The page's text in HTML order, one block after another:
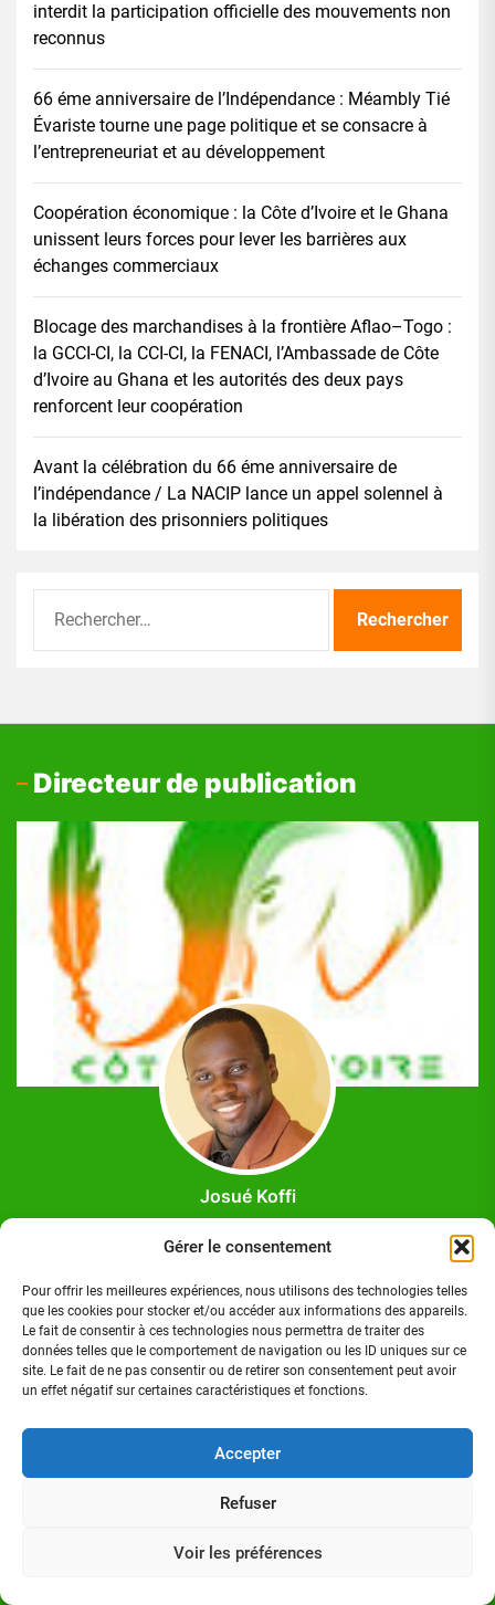
Gérer le consentement
Pour offrir les meilleures expériences, nous utilisons des technologies telles
que les cookies pour stocker et/ou accéder aux informations des appareils.
Le fait de consentir à ces technologies nous permettra de traiter des
données telles que le comportement de navigation ou les ID uniques sur ce
site. Le fait de ne pas consentir ou de retirer son consentement peut avoir
un effet négatif sur certaines caractéristiques et fonctions.
Accepter
Refuser
Voir les préférences
interdit la participation officielle des mouvements non
reconnus
66 éme anniversaire de l’Indépendance : Méambly Tié
Évariste tourne une page politique et se consacre à
l’entrepreneuriat et au développement
Coopération économique : la Côte d’Ivoire et le Ghana
unissent leurs forces pour lever les barrières aux
échanges commerciaux
Blocage des marchandises à la frontière Aflao–Togo :
la GCCI-CI, la CCI-CI, la FENACI, l’Ambassade de Côte
d’Ivoire au Ghana et les autorités des deux pays
renforcent leur coopération
Avant la célébration du 66 éme anniversaire de
l’indépendance / La NACIP lance un appel solennel à
la libération des prisonniers politiques
Directeur de publication
Josué Koffi
Josué Koffi est un Journaliste Professionnel Ivoirien,
titulaire d'un Master en communication option Journalisme
à l'Institut Polytechnique des Sciences et Techniques de la
Communication (ISTC-P), à Abidjan/Cocody. Homme de
médias.
Suivez-nous sur: